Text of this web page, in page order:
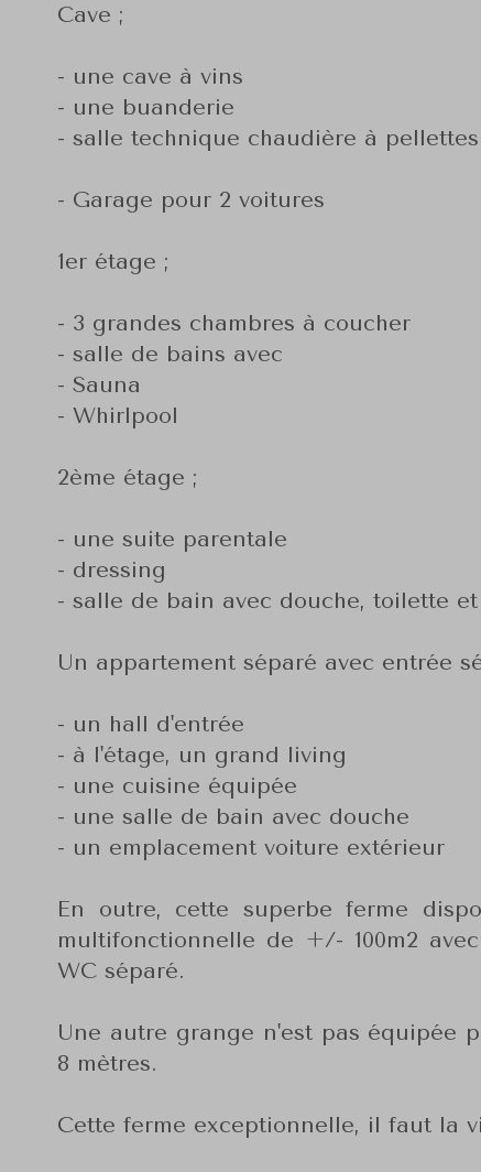
Cave ;
- une cave à vins
- une buanderie
- salle technique chaudière à pellettes
- Garage pour 2 voitures
1er étage ;
- 3 grandes chambres à coucher
- salle de bains avec
- Sauna
- Whirlpool
2ème étage ;
- une suite parentale
- dressing
- salle de bain avec douche, toilette
Un appartement séparé avec entrée
- un hall d'entrée
- à l'étage, un grand living
- une cuisine équipée
- une salle de bain avec douche
- un emplacement voiture extérieur
En outre, cette superbe ferme
multifonctionnelle de +/- 100m2
WC séparé.
Une autre grange n'est pas équipée
8 mètres.
Cette ferme exceptionnelle, il faut la